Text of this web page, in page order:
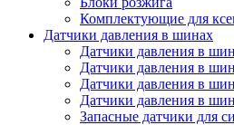
Комплектующие для
Датчики давления в шинах
Датчики давления в
Датчики давления в
Датчики давления в
Датчики давления в
Запасные датчики для